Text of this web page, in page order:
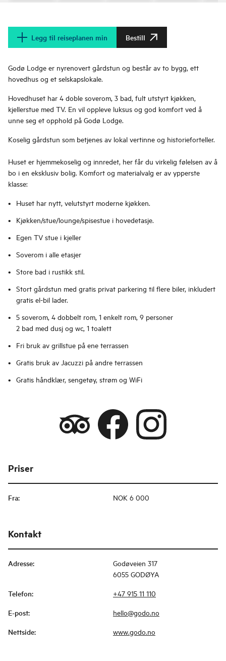
Legg til reiseplanen min Bestill
Godø Lodge er nyrenovert gårdstun og består av to bygg, ett
hovedhus og et selskapslokale.
Hovedhuset har 4 doble soverom, 3 bad, fult utstyrt kjøkken,
kjellerstue med TV. En vil oppleve luksus og god komfort ved å
unne seg et opphold på Godø Lodge.
Koselig gårdstun som betjenes av lokal vertinne og historieforteller.
Huset er hjemmekoselig og innredet, her får du virkelig følelsen av å
bo i en eksklusiv bolig. Komfort og materialvalg er av ypperste
klasse:
Huset har nytt, velutstyrt moderne kjøkken.
Kjøkken/stue/lounge/spisestue i hovedetasje.
Egen TV stue i kjeller
Soverom i alle etasjer
Store bad i rustikk stil.
Stort gårdstun med gratis privat parkering til flere biler, inkludert
gratis el-bil lader.
5 soverom, 4 dobbelt rom, 1 enkelt rom, 9 personer
2 bad med dusj og wc, 1 toalett
Fri bruk av grillstue på ene terrassen
Gratis bruk av Jacuzzi på andre terrassen
Gratis håndklær, sengetøy, strøm og WiFi
Priser
Fra: NOK 6 000
Kontakt
Adresse:
Godøveien 317
6055 GODØYA
Telefon: +47 915 11 110
E-post: hello@godo.no
Nettside: www.godo.no